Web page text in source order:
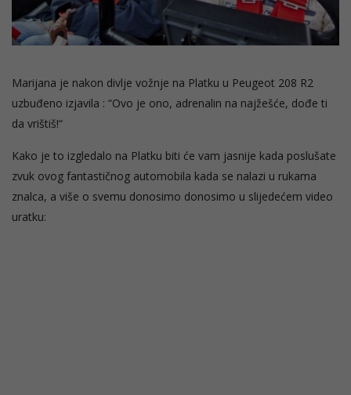
Marijana je nakon divlje vožnje na Platku u Peugeot 208 R2
uzbuđeno izjavila : “Ovo je ono, adrenalin na najžešće, dođe ti
da vrištiš!“
Kako je to izgledalo na Platku biti će vam jasnije kada poslušate
zvuk ovog fantastičnog automobila kada se nalazi u rukama
znalca, a više o svemu donosimo donosimo u slijedećem video
uratku: